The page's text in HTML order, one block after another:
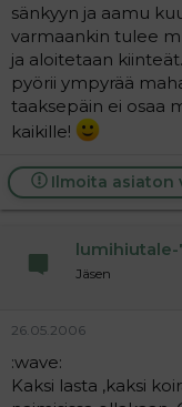
sänkyyn ja aamu
varmaankin tulee
ja aloitetaan
pyörii ympyrää
taaksepäin ei osaa
kaikille!
Ilmoita asiaton
Jäsen
26.05.2006
:wave:
Kaksi lasta ,kaksi